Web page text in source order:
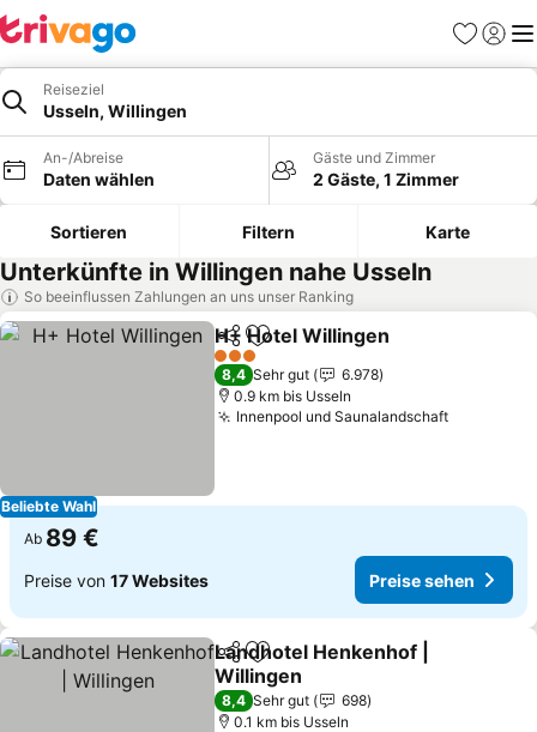
Favoriten
Reiseziel
Usseln, Willingen
An-/Abreise
Daten wählen
Gäste und Zimmer
2 Gäste, 1 Zimmer
Sortieren Filtern Karte
Unterkünfte in Willingen nahe Usseln
So beeinflussen Zahlungen an uns unser Ranking
Beliebte Wahl
TeilenZu Favoriten hinzufügen
H+ Hotel Willingen
3 Sterne
8,4 Sehr gut
6.978
0.9 km bis Usseln
Innenpool und SaunalandschaftPreise
Ab 89 €
Preise von 17 Websites Preise sehen
TeilenZu Favoriten hinzufügen
Landhotel Henkenhof |
Willingen
Preise sehen
8,4 Sehr gut
698
0.1 km bis Usseln